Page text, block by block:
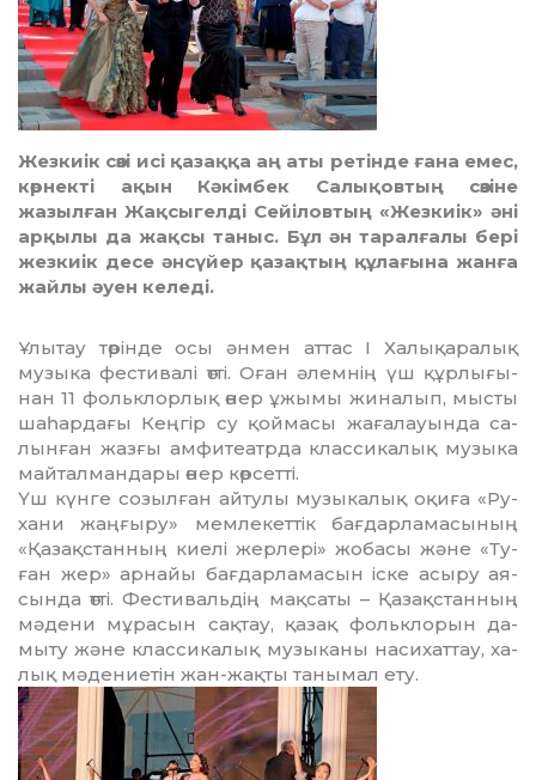
Жезкиік сөзі исі қазаққа аң аты ретінде ғана емес,
көрнекті ақын Кәкімбек Салықовтың сөзіне
жазылған Жақсыгелді Сейіловтың «Жезкиік» әні
арқылы да жақсы таныс. Бұл ән таралғалы бері
жезкиік десе әнсүйер қазақтың құлағына жанға
жайлы әуен келеді.
Ұлытау төрінде осы әнмен аттас І Халықаралық
музыка фестивалі өтті. Оған әлемнің үш құрлығы­
нан 11 фольклорлық өнер ұжымы жиналып, мыс­ты
шаһардағы Кеңгір су қоймасы жағалауында са­
лынған жазғы амфитеатрда классикалық му­зыка
майталмандары өнер көрсетті.
Үш күнге созылған айтулы музыкалық оқиға «Ру­
хани жаңғыру» мемлекеттік бағдарламасының
«Қа­зақстанның киелі жерлері» жобасы және «Ту­
ған жер» арнайы бағдарламасын іске асыру ая­
сын­да өтті. Фестивальдің мақсаты – Қазақстанның
мә­дени мұрасын сақтау, қазақ фольклорын да­
мыту және классикалық музыканы насихаттау, ха­
лық мәдениетін жан-жақты танымал ету.